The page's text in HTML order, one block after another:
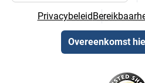
Privacybeleid
Overeenkomst